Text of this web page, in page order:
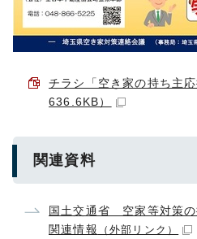
チラシ「空き家の持ち主
636.6KB）
関連資料
国土交通省 空家等対策
関連情報
（外部リンク）